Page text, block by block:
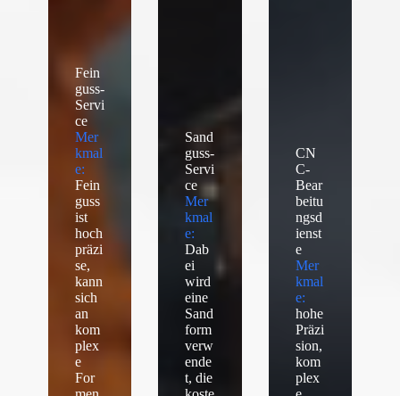
Fein
guss-
Servi
ce
Mer
kmal
e:
Fein
guss
ist
hoch
präzi
se,
kann
sich
an
kom
plex
e
For
Sand
guss-
Servi
ce
Mer
kmal
e:
Dab
ei
wird
eine
Sand
form
verw
ende
t, die
CN
C-
Bear
beitu
ngsd
ienst
e
Mer
kmal
e:
hohe
Präzi
sion,
kom
plex